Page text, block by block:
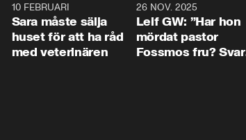
10 FEBRUARI
Sara måste sälja
huset för att ha råd
med veterinären
26 NOV. 2025
Leif GW: ”Har hon
mördat pastor
Fossmos fru? Svar